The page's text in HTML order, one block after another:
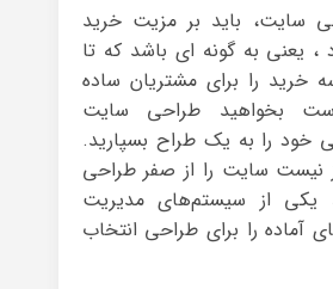
سایت، باید بر مزیت خرید
، یعنی به گونه ای باشد که تا
خرید را برای مشتریان ساده
بخواهید طراحی سایت
خود را به یک طراح بسپارید.
نیست سایت را از صفر طراحی
یکی از سیستم‌های مدیریت
آماده را برای طراحی انتخاب